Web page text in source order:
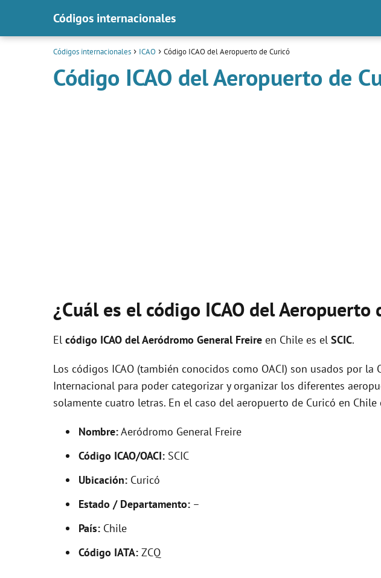
Códigos internacionales
Códigos internacionales ICAO Código ICAO del Aeropuerto de Curicó
Código ICAO del Aeropuerto de
¿Cuál es el código ICAO del Aeropuerto
El código ICAO delAeródromo General Freire en Chile es el SCIC.
Los códigos ICAO (también conocidos como OACI) son usados por
Internacional para poder categorizar y organizar los diferentes
solamente cuatro letras. En el caso del aeropuerto de Curicó en Chile
Nombre:Aeródromo General Freire
Código ICAO/OACI: SCIC
Ubicación: Curicó
Estado / Departamento: –
País: Chile
Código IATA: ZCQ